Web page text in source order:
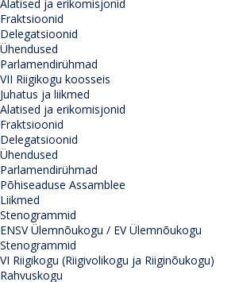
Alatised ja erikomisjonid
Fraktsioonid
Delegatsioonid
Ühendused
Parlamendirühmad
VII Riigikogu koosseis
Juhatus ja liikmed
Alatised ja erikomisjonid
Fraktsioonid
Delegatsioonid
Ühendused
Parlamendirühmad
Põhiseaduse Assamblee
Liikmed
Stenogrammid
ENSV Ülemnõukogu / EV Ülemnõukogu
Stenogrammid
VI Riigikogu (Riigivolikogu ja Riiginõukogu)
Rahvuskogu